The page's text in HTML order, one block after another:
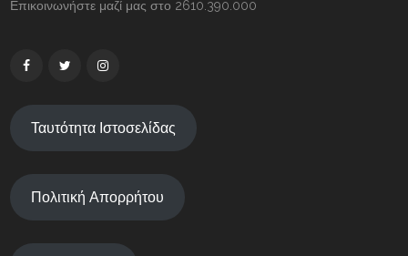
Επικοινωνήστε μαζί μας στο 2610.390.000
Ταυτότητα Ιστοσελίδας
Πολιτική Απορρήτου